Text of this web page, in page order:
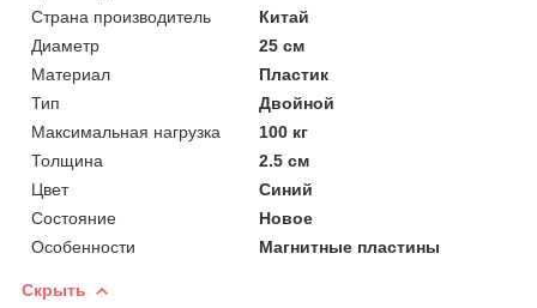
Страна производитель
Китай
Диаметр
25 см
Материал
Пластик
Тип
Двойной
Максимальная нагрузка
100 кг
Толщина
2.5 см
Цвет
Синий
Состояние
Новое
Особенности
Магнитные пластины
Скрыть